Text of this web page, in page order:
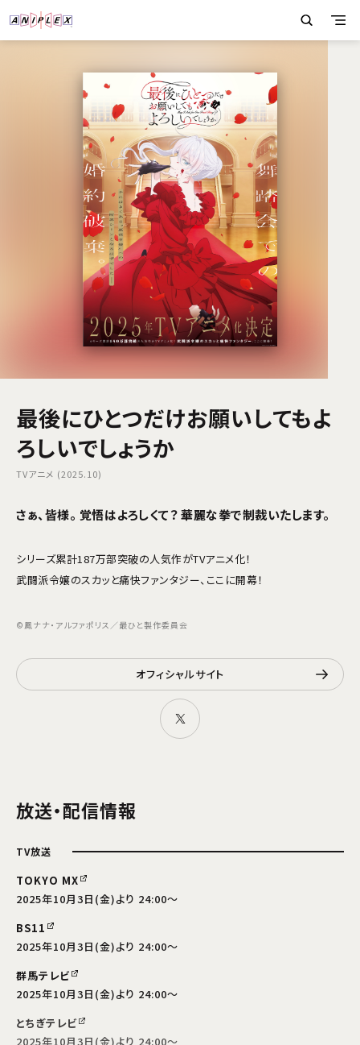
最後にひとつだけお願いしてもよ
ろしいでしょうか
TVアニメ (2025.10)
さぁ、皆様。 覚悟はよろしくて――？ 華麗な拳で制裁いたします。
シリーズ累計187万部突破の人気作がTVアニメ化！
武闘派令嬢のスカッと痛快ファンタジー、ここに開幕！
©鳳ナナ・アルファポリス／最ひと製作委員会
オフィシャルサイト
放送・配信情報
TV放送
TOKYO MX
2025年10月3日(金)より 24:00～
BS11
2025年10月3日(金)より 24:00～
群馬テレビ
2025年10月3日(金)より 24:00～
とちぎテレビ
2025年10月3日(金)より 24:00～